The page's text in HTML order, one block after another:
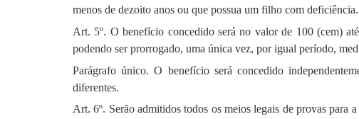
menos de dezoito anos ou que possua um filho com deficiência.
Art. 5º. O benefício concedido será no valor de 100 (cem)
podendo ser prorrogado, uma única vez, por igual período,
Parágrafo único. O benefício será concedido
diferentes.
Art. 6º. Serão admitidos todos os meios legais de provas para